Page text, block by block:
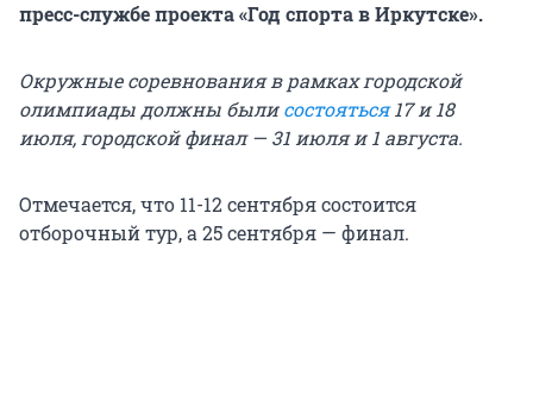
пресс-службе проекта «Год спорта в Иркутске».
Окружные соревнования в рамках городской
олимпиады должны былисостояться17 и 18
июля, городской финал — 31 июля и 1 августа.
Отмечается, что 11-12 сентября состоится
отборочный тур, а 25 сентября — финал.